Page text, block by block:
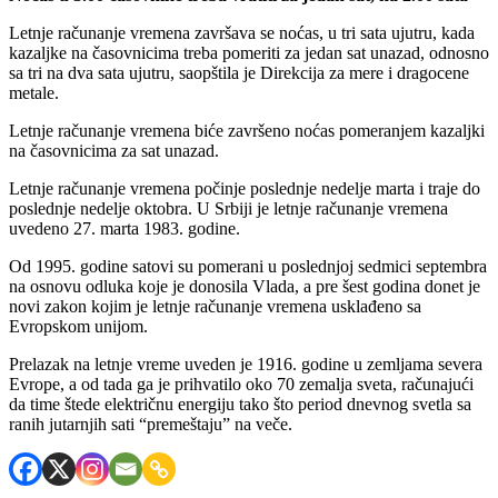
Letnje računanje vremena završava se noćas, u tri sata ujutru, kada
kazaljke na časovnicima treba pomeriti za jedan sat unazad, odnosno
sa tri na dva sata ujutru, saopštila je Direkcija za mere i dragocene
metale.
Letnje računanje vremena biće završeno noćas pomeranjem kazaljki
na časovnicima za sat unazad.
Letnje računanje vremena počinje poslednje nedelje marta i traje do
poslednje nedelje oktobra. U Srbiji je letnje računanje vremena
uvedeno 27. marta 1983. godine.
Od 1995. godine satovi su pomerani u poslednjoj sedmici septembra
na osnovu odluka koje je donosila Vlada, a pre šest godina donet je
novi zakon kojim je letnje računanje vremena usklađeno sa
Evropskom unijom.
Prelazak na letnje vreme uveden je 1916. godine u zemljama severa
Evrope, a od tada ga je prihvatilo oko 70 zemalja sveta, računajući
da time štede električnu energiju tako što period dnevnog svetla sa
ranih jutarnjih sati “premeštaju” na veče.